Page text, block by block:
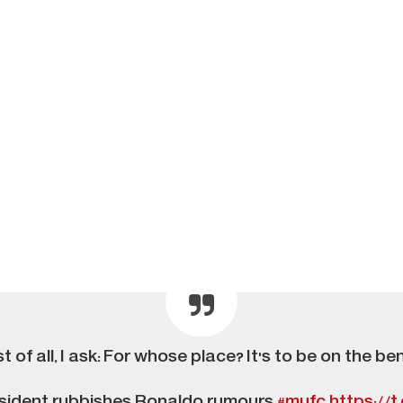
of all, I ask: For whose place? It's to be on the